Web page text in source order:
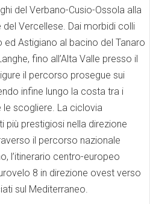
del Verbano-Cusio-Ossola alla
del Vercellese. Dai morbidi colli
Astigiano al bacino del Tanaro
fino all’Alta Valle presso il
il percorso prosegue sui
infine lungo la costa tra i
le scogliere. La ciclovia
più prestigiosi nella direzione
il percorso nazionale
l’itinerario centro-europeo
8 in direzione ovest verso
sul Mediterraneo.